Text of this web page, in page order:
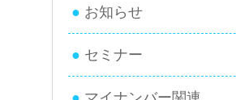
お知らせ
セミナー